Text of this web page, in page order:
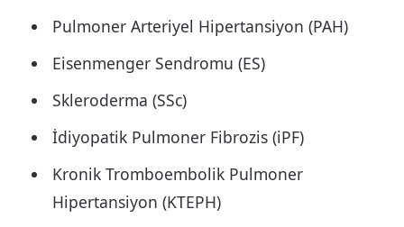
Pulmoner Arteriyel Hipertansiyon (PAH)
Eisenmenger Sendromu (ES)
Skleroderma (SSc)
İdiyopatik Pulmoner Fibrozis (iPF)
Kronik Tromboembolik Pulmoner
Hipertansiyon (KTEPH)